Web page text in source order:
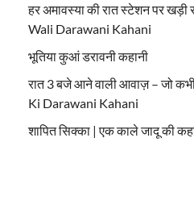
हर अमावस्या की रात स्टेशन पर
Wali Darawani Kahani
भूतिया कुआं डरावनी कहानी
रात 3 बजे आने वाली आवाज़ – जो
Ki Darawani Kahani
शापित सिक्का | एक काले जादू की